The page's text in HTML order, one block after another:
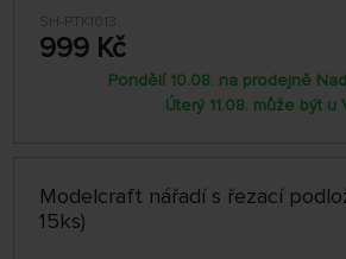
SH-PTK1013
999 Kč
Pondělí 10.08. na prodejně
Úterý 11.08. může být u
Modelcraft nářadí s řezací
15ks)